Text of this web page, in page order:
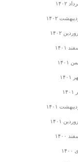
۱۴۰۲
۱۴۰۲
۱۴۰۲
۱۴۰۱
۱۴۰۱
۱۴۰۱
۱۴۰۱
۱۴۰۰